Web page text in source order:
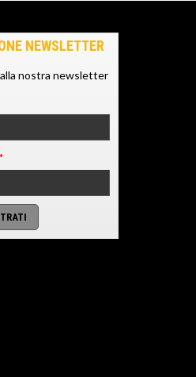
NEWSLETTER
nostra newsletter
*